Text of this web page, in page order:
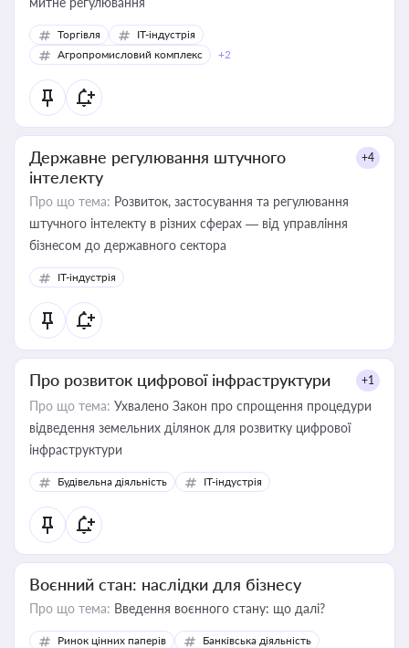
Торгівля
IT-індустрія
Агропромисловий комплекс
+2
Державне регулювання штучного
інтелекту
+4
Про що тема: Розвиток, застосування та регулювання
штучного інтелекту в різних сферах — від управління
бізнесом до державного сектора
IT-індустрія
Про розвиток цифрової інфраструктури +1
Про що тема: Ухвалено Закон про спрощення процедури
відведення земельних ділянок для розвитку цифрової
інфраструктури
Будівельна діяльність IT-індустрія
Воєнний стан: наслідки для бізнесу
Про що тема: Введення воєнного стану: що далі?
Ринок цінних паперів
Банківська діяльність